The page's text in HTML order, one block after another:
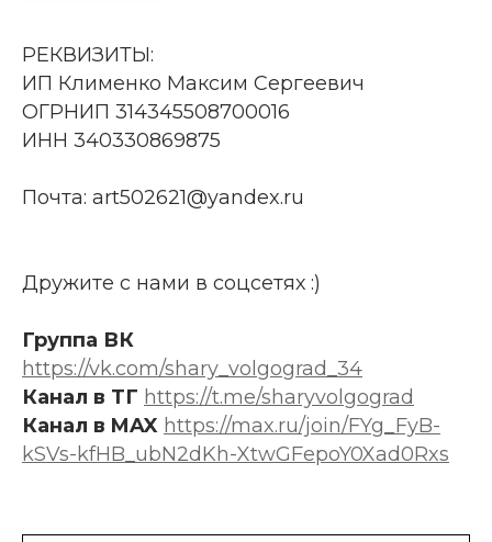
РЕКВИЗИТЫ:
ИП Клименко Максим Сергеевич
ОГРНИП 314345508700016
ИНН 340330869875
Почта: art502621@yandex.ru
Дружите с нами в соцсетях :)
Группа ВК
https://vk.com/shary_volgograd_34
Канал в ТГ https://t.me/sharyvolgograd
Канал в MAX https://max.ru/join/FYg_FyB-
kSVs-kfHB_ubN2dKh-XtwGFepoY0Xad0Rxs